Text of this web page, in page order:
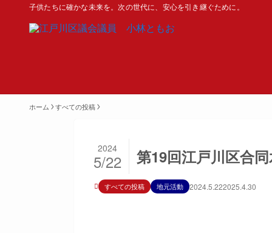
子供たちに確かな未来を。次の世代に、安心を引き継ぐために。
ホーム すべての投稿
第19回江戸川区合
2024
5/22
すべての投稿 地元活動 2024.5.222025.4.30